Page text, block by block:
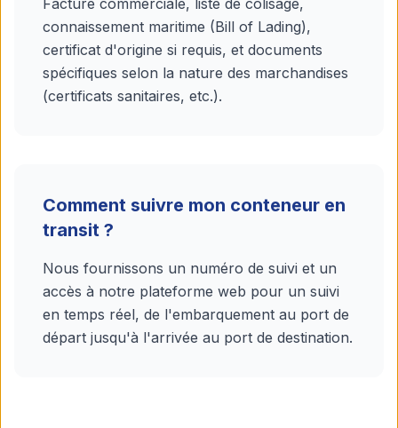
Facture commerciale, liste de colisage,
connaissement maritime (Bill of Lading),
certificat d'origine si requis, et documents
spécifiques selon la nature des marchandises
(certificats sanitaires, etc.).
Comment suivre mon conteneur en
transit ?
Nous fournissons un numéro de suivi et un
accès à notre plateforme web pour un suivi
en temps réel, de l'embarquement au port de
départ jusqu'à l'arrivée au port de destination.